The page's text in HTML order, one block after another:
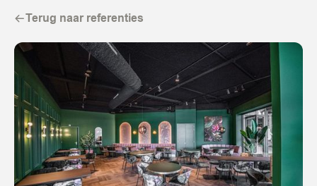
Terug naar referenties